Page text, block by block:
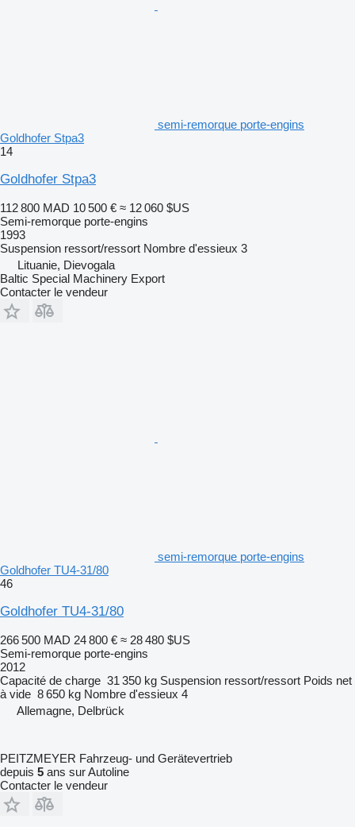
semi-remorque porte-engins
Goldhofer Stpa3
14
Goldhofer Stpa3
112 800 MAD 10 500 € ≈ 12 060 $US
Semi-remorque porte-engins
1993
Suspension ressort/ressort Nombre d'essieux 3
Lituanie, Dievogala
Baltic Special Machinery Export
Contacter le vendeur
semi-remorque porte-engins
Goldhofer TU4-31/80
46
Goldhofer TU4-31/80
266 500 MAD 24 800 € ≈ 28 480 $US
Semi-remorque porte-engins
2012
Capacité de charge 31 350 kg Suspension ressort/ressort Poids net
à vide 8 650 kg Nombre d'essieux 4
Allemagne, Delbrück
PEITZMEYER Fahrzeug- und Gerätevertrieb
depuis 5 ans sur Autoline
Contacter le vendeur